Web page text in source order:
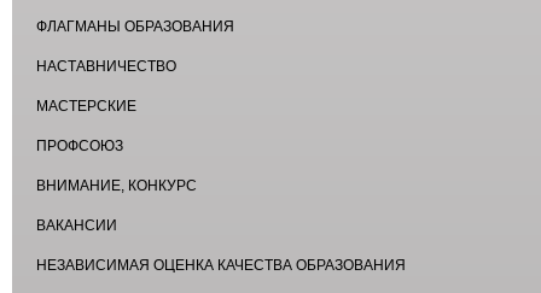
ФЛАГМАНЫ ОБРАЗОВАНИЯ
НАСТАВНИЧЕСТВО
МАСТЕРСКИЕ
ПРОФСОЮЗ
ВНИМАНИЕ, КОНКУРС
ВАКАНСИИ
НЕЗАВИСИМАЯ ОЦЕНКА КАЧЕСТВА ОБРАЗОВАНИЯ